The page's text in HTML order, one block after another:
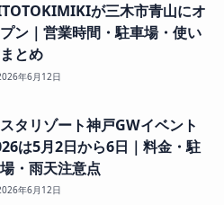
が三木市青山にオ
ン｜営業時間・駐車場・使い
とめ
年6月12日
タリゾート神戸GWイベント
は5月2日から6日｜料金・駐
・雨天注意点
年6月12日